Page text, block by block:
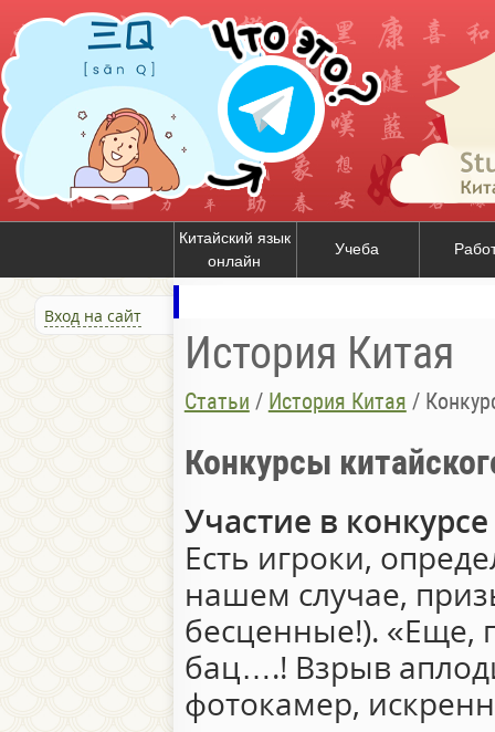
Китайский язык
онлайн
Учеба
Вход на сайт
История Китая
Статьи / История Китая /
Конкурсы
Участие в конкурсе
Есть игроки,
нашем случае,
бесценные!). «Еще,
бац….! Взрыв
фотокамер,